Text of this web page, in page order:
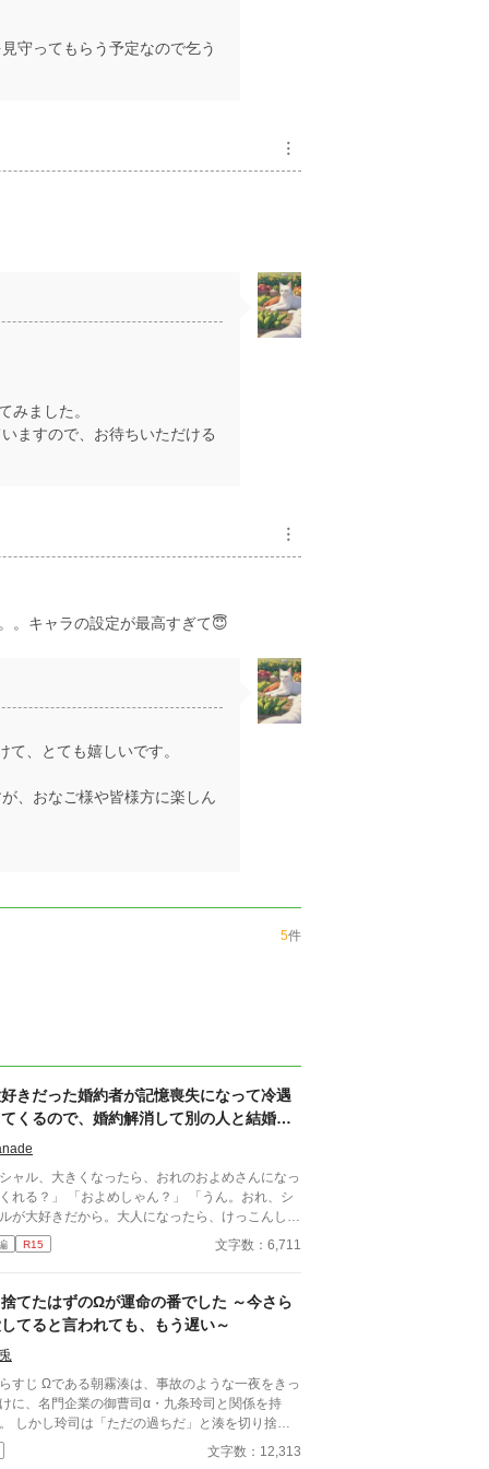
守ってもらう予定なので乞う
︙
みました。
ますので、お待ちいただける
︙
。キャラの設定が最高すぎて😇
、とても嬉しいです。
、おなご様や皆様方に楽しん
5件
きだった婚約者が記憶喪失になって冷遇
くるので、婚約解消して別の人と結婚し
ャル、大きくなったら、おれのおよめさんになっ
「およめしゃん？」 「うん。おれ、シ
が大好きだから。大人になったら、けっこんして
うん！ シャルもリュシーしゃま、だ
ゅき！ およめしゃん、なる！」 ✩ ✩ ✩
シャーロットが十二歳、リュシオンが十七歳のと
それから三年。リュシオンが事故により記憶
になったことで、全てが狂っていく――。 ―
✻男しかいない、αとΩしかい
世界観なので、女性やβといった概念は出てきま
。 ✻独自設定の異世界オメガバースです。 ✻4話
は毎日更新。その後は週3話の更新を目指しま
執筆しながらの更新、遅筆なのでゆっくりペース
なりますが、完結は保証いたします。 ☆8/6 6時
R15 文字数：6,711
てたはずのΩが運命の番でした ～今さら
てると言われても、もう遅い～
霧湊は、事故のような一夜をきっ
に、名門企業の御曹司α・九条玲司と関係を持
湊を切り捨
政略結婚のためβの婚約者との未来を選んだ。 深
ついた湊は、彼の前から姿を消す。 数か月後―
文字数：12,313